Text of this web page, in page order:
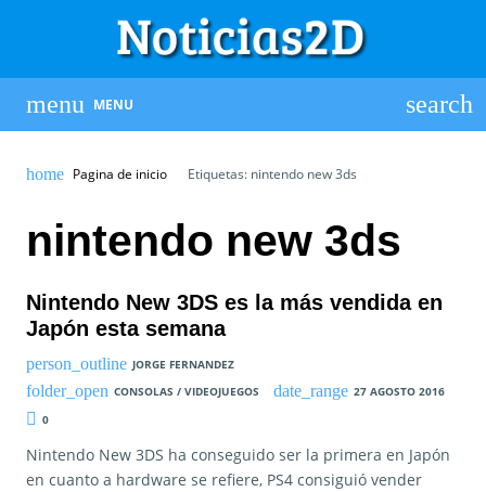
MENU
Pagina de inicio Etiquetas: nintendo new 3ds
nintendo new 3ds
Nintendo New 3DS es la más vendida en
Japón esta semana
JORGE FERNANDEZ
CONSOLAS / VIDEOJUEGOS
27 AGOSTO 2016
0
Nintendo New 3DS ha conseguido ser la primera en Japón
en cuanto a hardware se refiere, PS4 consiguió vender